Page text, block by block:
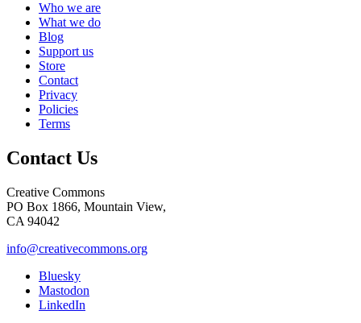
Who we are
What we do
Blog
Support us
Store
Contact
Privacy
Policies
Terms
Contact Us
Creative Commons
PO Box 1866, Mountain View,
CA 94042
info@creativecommons.org
Bluesky
Mastodon
LinkedIn